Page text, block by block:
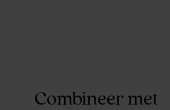
Combineer met